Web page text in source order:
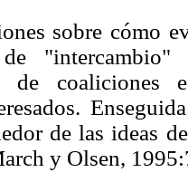
sobre cómo
de
de coaliciones
de las ideas
y Olsen,